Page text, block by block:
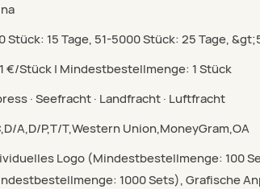
Stück: 15 Tage, 51-5000 Stück: 25 Tage,
€/Stück | Mindestbestellmenge: 1 Stück
· Seefracht · Landfracht · Luftfracht
A,D/P,T/T,Western Union,MoneyGram,OA
Logo (Mindestbestellmenge: 100
1000 Sets), Grafische